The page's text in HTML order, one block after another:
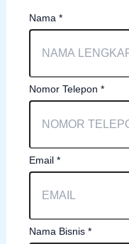
Nama *
Nomor Telepon *
Email *
Nama Bisnis *